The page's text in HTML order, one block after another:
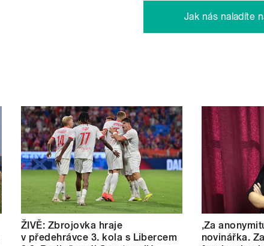
Jak nás naladíte
ŽIVĚ: Zbrojovka hraje
v předehrávce 3. kola s Libercem
‚Za
novinářka.